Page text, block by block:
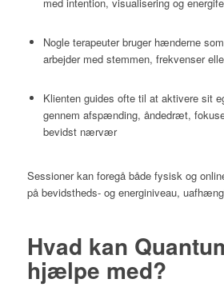
Nogle terapeuter bruger hænderne
arbejder med stemmen, frekvenser
Klienten guides ofte til at aktivere sit
gennem afspænding, åndedræt,
bevidst nærvær
Sessioner kan foregå både fysisk og
på bevidstheds- og energiniveau,
Hvad kan
hjælpe med?